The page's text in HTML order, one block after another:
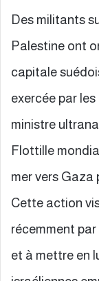
Des militants
Palestine ont
capitale
exercée par
ministre
Flottille
mer vers Gaza
Cette action
récemment
et à mettre en